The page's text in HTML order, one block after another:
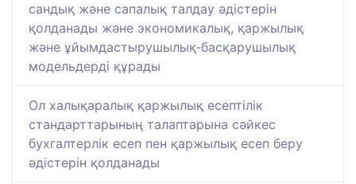
сандық және сапалық талдау әдістерін
қолданады және экономикалық, қаржылық
және ұйымдастырушылық-басқарушылық
модельдерді құрады
Ол халықаралық қаржылық есептілік
стандарттарының талаптарына сәйкес
бухгалтерлік есеп пен қаржылық есеп беру
әдістерін қолданады